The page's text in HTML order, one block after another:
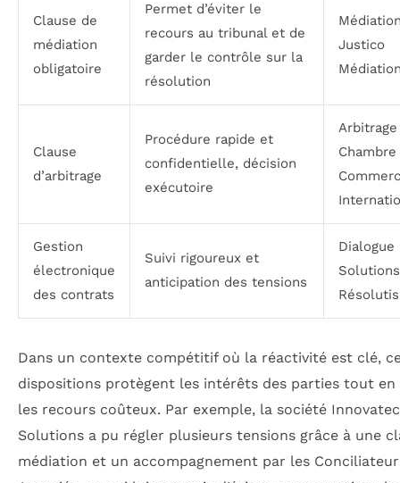
Clause de
médiation
obligatoire
Permet d’éviter le
recours au tribunal et de
garder le contrôle sur la
résolution
Justico
Clause
d’arbitrage
Procédure rapide et
confidentielle, décision
exécutoire
Arbitrage
Gestion
électronique
des contrats
Suivi rigoureux et
anticipation des tensions
Dialogue
Résolutis
Dans un contexte compétitif où la réactivité est clé,
dispositions protègent les intérêts des parties tout
les recours coûteux. Par exemple, la société
Solutions a pu régler plusieurs tensions grâce à une
médiation et un accompagnement par les